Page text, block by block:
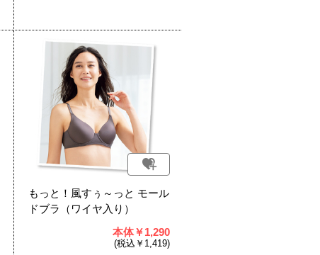
もっと！風すぅ～っと モール
ドブラ（ワイヤ入り）
本体￥1,290
(税込￥1,419)